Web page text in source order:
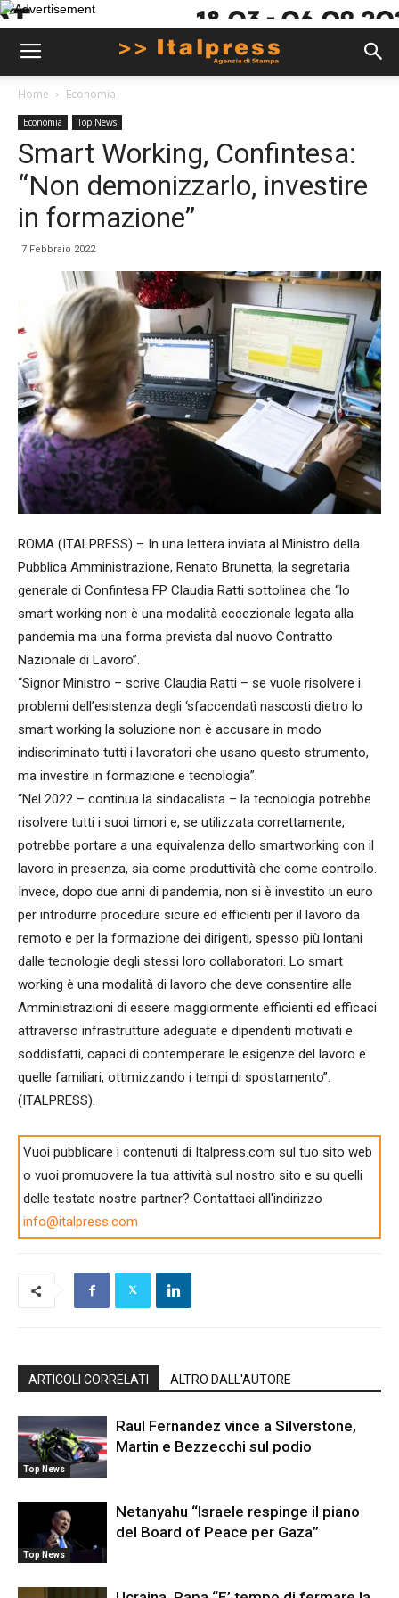
Home Economia
Economia Top News
Smart Working, Confintesa:
“Non demonizzarlo, investire
in formazione”
7 Febbraio 2022
ROMA (ITALPRESS) – In una lettera inviata al Ministro della
Pubblica Amministrazione, Renato Brunetta, la segretaria
generale di Confintesa FP Claudia Ratti sottolinea che “lo
smart working non è una modalità eccezionale legata alla
pandemia ma una forma prevista dal nuovo Contratto
Nazionale di Lavoro”.
“Signor Ministro – scrive Claudia Ratti – se vuole risolvere i
problemi dell’esistenza degli ‘sfaccendatì nascosti dietro lo
smart working la soluzione non è accusare in modo
indiscriminato tutti i lavoratori che usano questo strumento,
ma investire in formazione e tecnologia”.
“Nel 2022 – continua la sindacalista – la tecnologia potrebbe
risolvere tutti i suoi timori e, se utilizzata correttamente,
potrebbe portare a una equivalenza dello smartworking con il
lavoro in presenza, sia come produttività che come controllo.
Invece, dopo due anni di pandemia, non si è investito un euro
per introdurre procedure sicure ed efficienti per il lavoro da
remoto e per la formazione dei dirigenti, spesso più lontani
dalle tecnologie degli stessi loro collaboratori. Lo smart
working è una modalità di lavoro che deve consentire alle
Amministrazioni di essere maggiormente efficienti ed efficaci
attraverso infrastrutture adeguate e dipendenti motivati e
soddisfatti, capaci di contemperare le esigenze del lavoro e
quelle familiari, ottimizzando i tempi di spostamento”.
(ITALPRESS).
Vuoi pubblicare i contenuti di Italpress.com sul tuo sito web
o vuoi promuovere la tua attività sul nostro sito e su quelli
delle testate nostre partner? Contattaci all'indirizzo
info@italpress.com
ARTICOLI CORRELATI ALTRO DALL'AUTORE
Top News
Raul Fernandez vince a Silverstone,
Martin e Bezzecchi sul podio
Top News
Netanyahu “Israele respinge il piano
del Board of Peace per Gaza”